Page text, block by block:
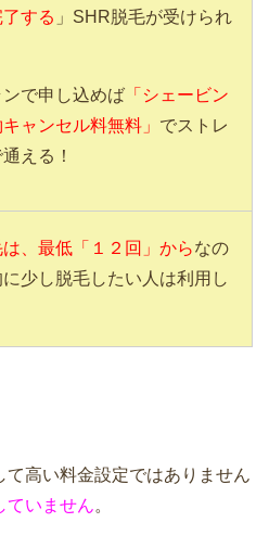
する 」SHR脱毛が受けられ
ンで申し込めば 「シェービン
ャンセル料無料」 でストレ
える！
、最低「１２回」からなの
少し脱毛したい人は利用し
て高い料金設定ではありません
ていません。